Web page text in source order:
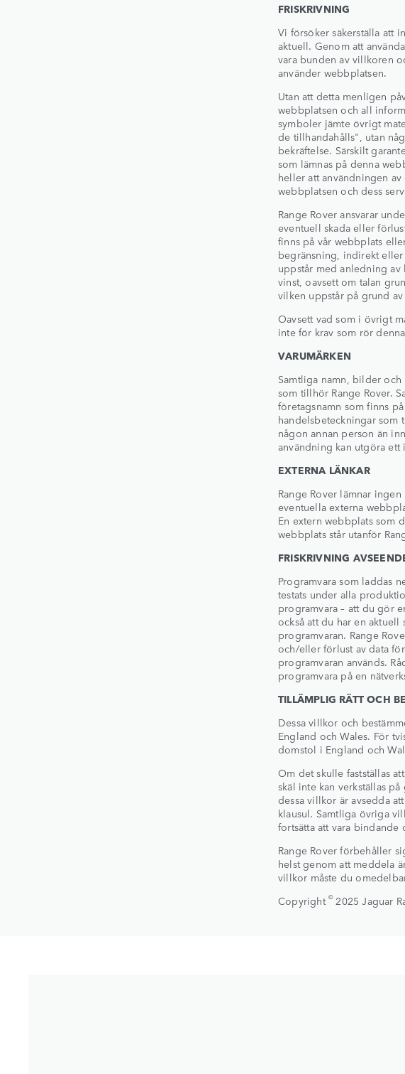
FRISKRIVNING
Vi försöker säkerställa att
aktuell. Genom att
vara bunden av villkoren
använder webbplatsen.
Utan att detta menligen
webbplatsen och all
symboler jämte övrigt
de tillhandahålls", utan
bekräftelse. Särskilt
som lämnas på denna
heller att användningen
webbplatsen och dess
Range Rover ansvarar
eventuell skada eller
finns på vår webbplats
begränsning, indirekt eller
uppstår med anledning
vinst, oavsett om talan
vilken uppstår på grund
Oavsett vad som i övrigt
inte för krav som rör
VARUMÄRKEN
Samtliga namn, bilder
som tillhör Range Rover.
företagsnamn som finns
handelsbeteckningar som
någon annan person än
användning kan utgöra ett
EXTERNA LÄNKAR
Range Rover lämnar
eventuella externa
En extern webbplats som
webbplats står utanför
FRISKRIVNING
Programvara som laddas
testats under alla
programvara – att du gör
också att du har en
programvaran. Range
och/eller förlust av data
programvaran används.
programvara på en
TILLÄMPLIG RÄTT OCH
Dessa villkor och
England och Wales. För
domstol i England och
Om det skulle fastställas
skäl inte kan verkställas
dessa villkor är avsedda
klausul. Samtliga övriga
fortsätta att vara bindande
Range Rover förbehåller
helst genom att meddela
villkor måste du
Copyright ©2025 Jaguar